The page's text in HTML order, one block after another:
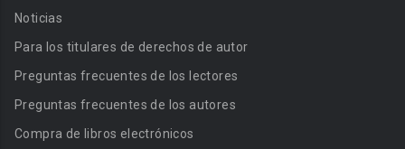
Noticias
Para los titulares de derechos de autor
Preguntas frecuentes de los lectores
Preguntas frecuentes de los autores
Compra de libros electrónicos